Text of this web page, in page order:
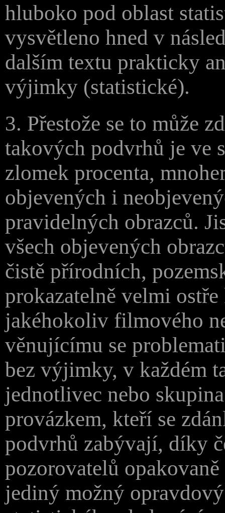
hluboko pod oblast
vysvětleno hned v
dalším textu prakticky
výjimky (statistické).
3. Přestože se to může
takových podvrhů je ve
zlomek procenta,
objevených i
pravidelných obrazců.
všech objevených
čistě přírodních,
prokazatelně velmi
jakéhokoliv filmového
věnujícímu se
bez výjimky, v každém
jednotlivec nebo
provázkem, kteří se
podvrhů zabývají, díky
pozorovatelů
jediný možný